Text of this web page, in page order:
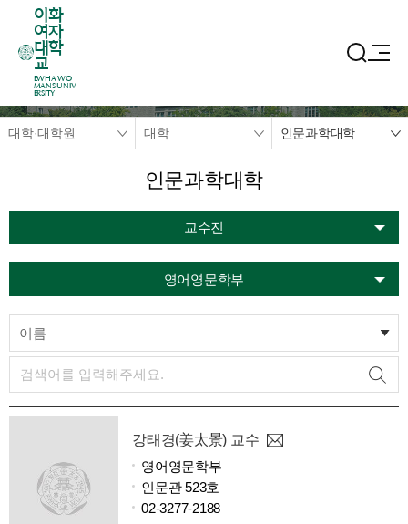
이화
여자
대학
교
EWHA WO
MANS UNIV
ERSITY
대학·대학원 대학 인문과학대학
인문과학대학
교수진
영어영문학부
이름
강태경(姜太景) 교수
영어영문학부
인문관 523호
02-3277-2188